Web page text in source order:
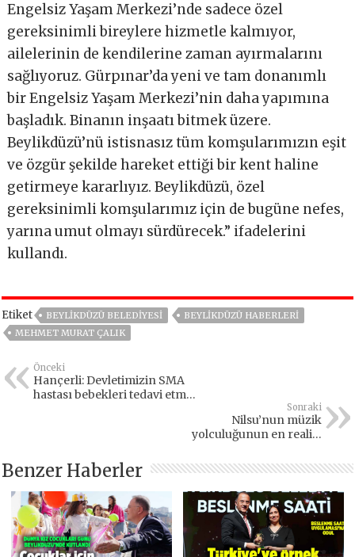
Engelsiz Yaşam Merkezi’nde sadece özel
gereksinimli bireylere hizmetle kalmıyor,
ailelerinin de kendilerine zaman ayırmalarını
sağlıyoruz. Gürpınar’da yeni ve tam donanımlı
bir Engelsiz Yaşam Merkezi’nin daha yapımına
başladık. Binanın inşaatı bitmek üzere.
Beylikdüzü’nü istisnasız tüm komşularımızın eşit
ve özgür şekilde hareket ettiği bir kent haline
getirmeye kararlıyız. Beylikdüzü, özel
gereksinimli komşularımız için de bugüne nefes,
yarına umut olmayı sürdürecek.” ifadelerini
kullandı.
Etiket BEYLIKDÜZÜ BELEDIYESI
BEYLIKDÜZÜ HABERLERI
MEHMET MURAT ÇALIK
Önceki
Hançerli: Devletimizin SMA
hastası bebekleri tedavi etme
Sonraki
Nilsu’nun müzik
yolculuğunun en realist
Benzer Haberler